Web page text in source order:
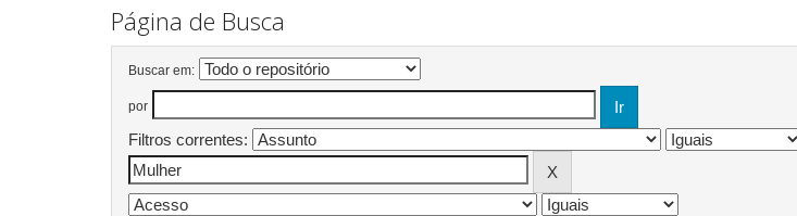
Página de Busca
Buscar em:
por
Filtros correntes: